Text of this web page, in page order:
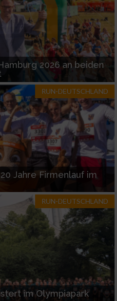
2026 an beiden
RUN-DEUTSCHLAND
Jahre Firmenlauf im
RUN-DEUTSCHLAND
im Olympiapark